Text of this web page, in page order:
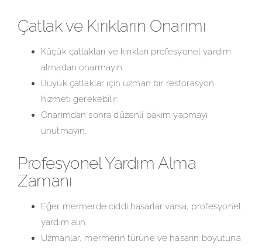
Çatlak ve Kırıkların Onarımı
Küçük çatlakları ve kırıkları profesyonel yardım
almadan onarmayın.
Büyük çatlaklar için uzman bir restorasyon
hizmeti gerekebilir.
Onarımdan sonra düzenli bakım yapmayı
unutmayın.
Profesyonel Yardım Alma
Zamanı
Eğer mermerde ciddi hasarlar varsa, profesyonel
yardım alın.
Uzmanlar, mermerin türüne ve hasarın boyutuna